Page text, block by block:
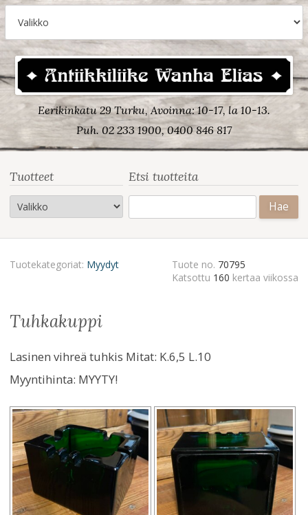
Eerikinkatu 29 Turku, Avoinna: 10-17, la 10-13.
Puh. 02 233 1900, 0400 846 817
Tuotteet Etsi tuotteita
Tuotekategoriat: Myydyt Tuote no. 70795
Katsottu 160 kertaa viikossa
tuhkakuppi
Lasinen vihreä tuhkis Mitat: K.6,5 L.10
Myyntihinta: MYYTY!